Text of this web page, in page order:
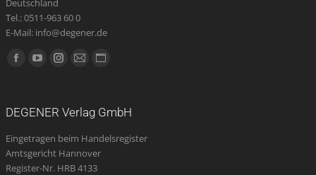
Deutschland
Tel.: 0511-963 60 0
E-Mail: info@degener.de
Finden Sie uns auf:
Facebook
new
window
YouTube
new
window
Instagram
new
window
E-
opens
in
new
Website
new
DEGENER Verlag GmbH
Eingetragen beim Handelsregister
Amtsgericht Hannover
Register-Nr. HRB 4133